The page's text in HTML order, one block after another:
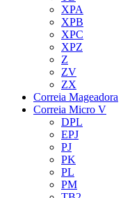
XPA
XPB
XPC
XPZ
Z
ZV
ZX
Correia Mageadora
Correia Micro V
DPL
EPJ
PJ
PK
PL
PM